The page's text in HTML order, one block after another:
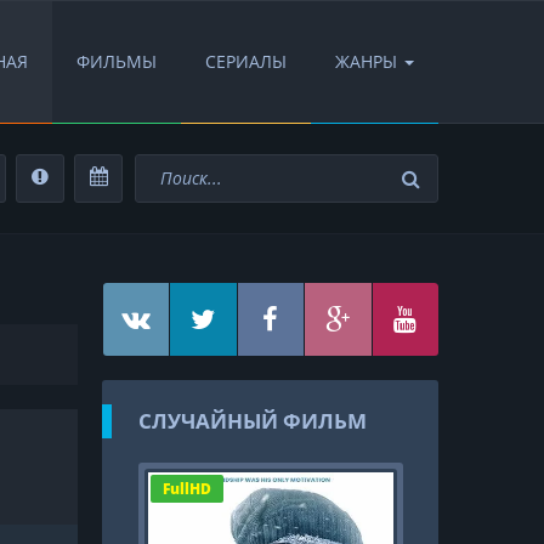
ФИЛЬМЫ СЕРИАЛЫ ЖАНРЫ
СЛУЧАЙНЫЙ ФИЛЬМ
FullHD